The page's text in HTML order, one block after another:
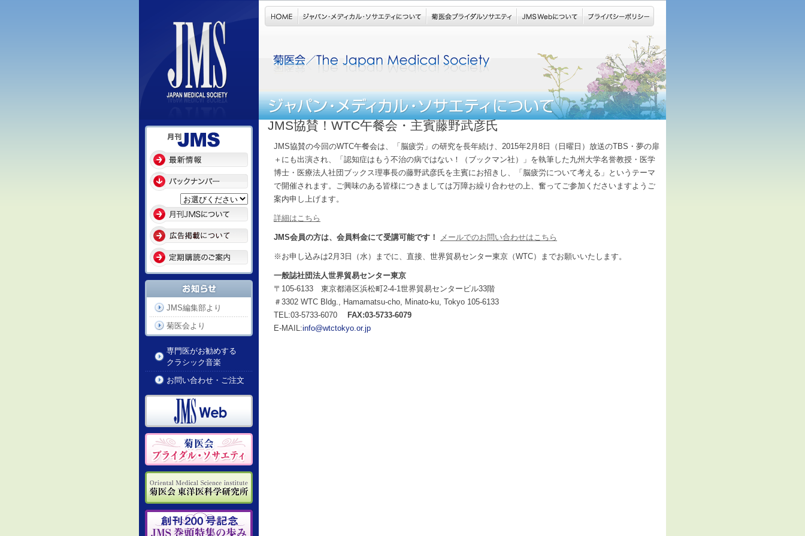
JMS編集部より
菊医会より
専門医がお勧めする
クラシック音楽
お問い合わせ・ご注文
JMS協賛！WTC午餐会・主賓藤野武彦氏
JMS協賛の今回のWTC午餐会は、「脳疲労」の研究を長年続け、2015年2月8日（日曜日）放送のTBS・夢の扉
＋にも出演され、「認知症はもう不治の病ではない！（ブックマン社）」を執筆した九州大学名誉教授・医学
博士・医療法人社団ブックス理事長の藤野武彦氏を主賓にお招きし、「脳疲労について考える」というテーマ
で開催されます。ご興味のある皆様につきましては万障お繰り合わせの上、奮ってご参加くださいますようご
案内申し上げます。
詳細はこちら
JMS会員の方は、会員料金にて受講可能です！ メールでのお問い合わせはこちら
※お申し込みは2月3日（水）までに、直接、世界貿易センター東京（WTC）までお願いいたします。
一般誌社団法人世界貿易センター東京
〒105-6133 東京都港区浜松町2-4-1世界貿易センタービル33階
＃3302 WTC Bldg., Hamamatsu-cho, Minato-ku, Tokyo 105-6133
TEL:03-5733-6070
FAX:03-5733-6079
E-MAIL:info@wtctokyo.or.jp